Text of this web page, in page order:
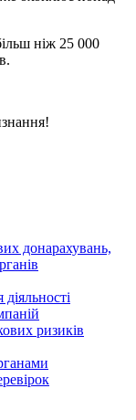
ніж 25 000
донарахувань,
ризиків